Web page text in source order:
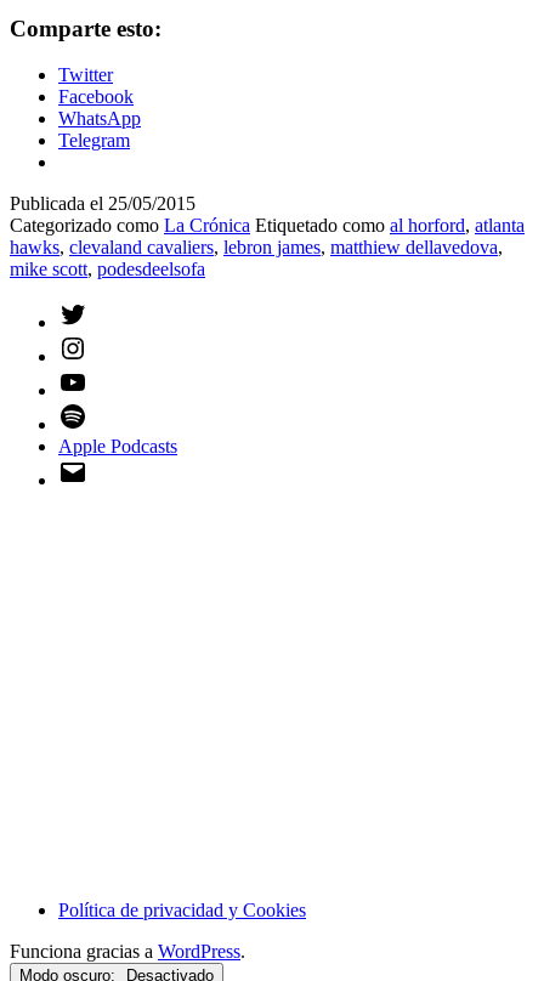
Comparte esto:
Twitter
Facebook
WhatsApp
Telegram
Publicada el 25/05/2015
Categorizado como La Crónica Etiquetado como al horford, atlanta
hawks, clevaland cavaliers, lebron james, matthiew dellavedova,
mike scott, podesdeelsofa
Apple Podcasts
Política de privacidad y Cookies
Funciona gracias a WordPress.
Modo oscuro: